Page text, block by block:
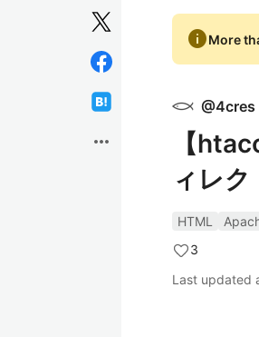
more_horiz
infoMore
@4cres
【
ィレ
HTML
3
Last updated